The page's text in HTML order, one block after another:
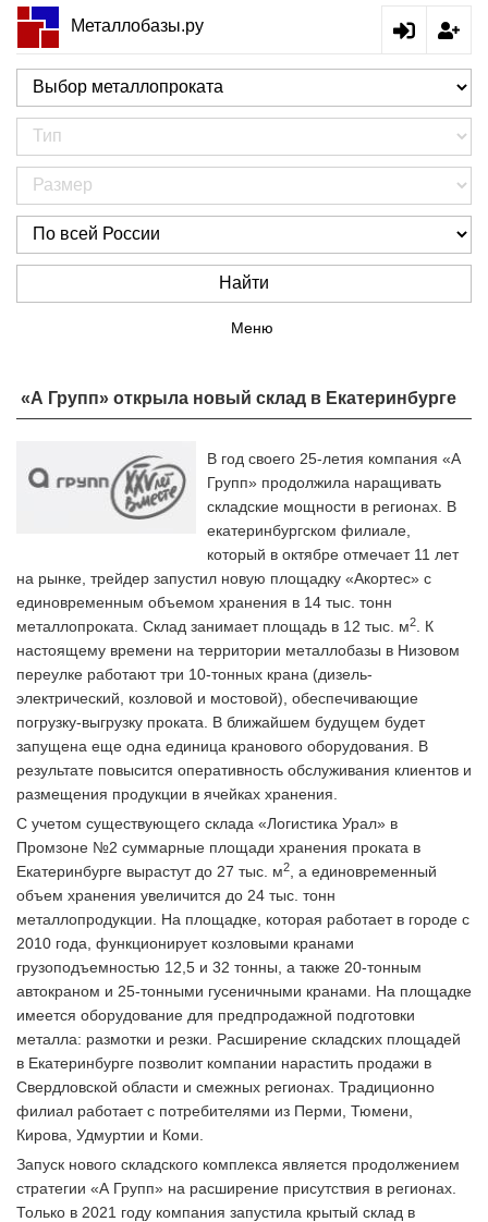
Металлобазы.ру
Найти
Меню
«А Групп» открыла новый склад в Екатеринбурге
В год своего 25-летия компания «А
Групп» продолжила наращивать
складские мощности в регионах. В
екатеринбургском филиале,
который в октябре отмечает 11 лет
на рынке, трейдер запустил новую площадку «Акортес» с
единовременным объемом хранения в 14 тыс. тонн
металлопроката. Склад занимает площадь в 12 тыс. м2
. К
настоящему времени на территории металлобазы в Низовом
переулке работают три 10-тонных крана (дизель-
электрический, козловой и мостовой), обеспечивающие
погрузку-выгрузку проката. В ближайшем будущем будет
запущена еще одна единица кранового оборудования. В
результате повысится оперативность обслуживания клиентов и
размещения продукции в ячейках хранения.
С учетом существующего склада «Логистика Урал» в
Промзоне №2 суммарные площади хранения проката в
Екатеринбурге вырастут до 27 тыс. м2
, а единовременный
объем хранения увеличится до 24 тыс. тонн
металлопродукции. На площадке, которая работает в городе с
2010 года, функционирует козловыми кранами
грузоподъемностью 12,5 и 32 тонны, а также 20-тонным
автокраном и 25-тонными гусеничными кранами. На площадке
имеется оборудование для предпродажной подготовки
металла: размотки и резки. Расширение складских площадей
в Екатеринбурге позволит компании нарастить продажи в
Свердловской области и смежных регионах. Традиционно
филиал работает с потребителями из Перми, Тюмени,
Кирова, Удмуртии и Коми.
Запуск нового складского комплекса является продолжением
стратегии «А Групп» на расширение присутствия в регионах.
Только в 2021 году компания запустила крытый склад в